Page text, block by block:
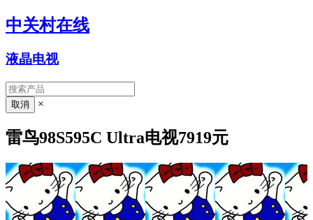
中关村在线
液晶电视
×
雷鸟98S595C Ultra电视7919元